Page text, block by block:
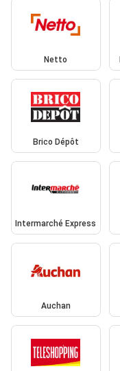
Netto
Brico Dépôt
Intermarché Express
Auchan